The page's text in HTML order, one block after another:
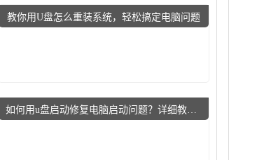
教你用U盘怎么重装系统，轻松搞定电脑问题
如何用u盘启动修复电脑启动问题？详细教程指导小白用户